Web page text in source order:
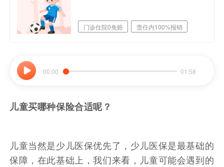
门诊住院0免赔
责任内100%报销
00:00 01:58
儿童买哪种保险合适呢？
儿童当然是少儿医保优先了，少儿医保是最基础的
保障，在此基础上，我们来看，儿童可能会遇到的